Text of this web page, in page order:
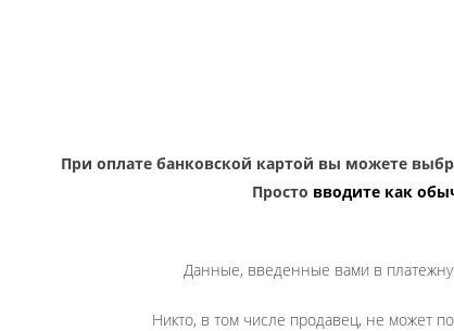
При оплате банковской картой вы можете
Просто вводите как
Данные, введенные вами в
Никто, в том числе продавец, не может